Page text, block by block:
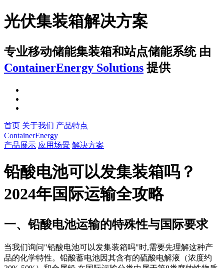
光伏集装箱解决方案
专业移动储能集装箱和站点储能系统 由
ContainerEnergy Solutions 提供
首页 关于我们 产品特点
ContainerEnergy
产品展示 应用场景 解决方案
铅酸电池可以发集装箱吗？
2024年国际运输全攻略
一、铅酸电池运输的特殊性与国际要求
当我们询问"铅酸电池可以发集装箱吗"时,需要先理解这种产
品的化学特性。铅酸蓄电池因其含有的硫酸电解液（浓度约